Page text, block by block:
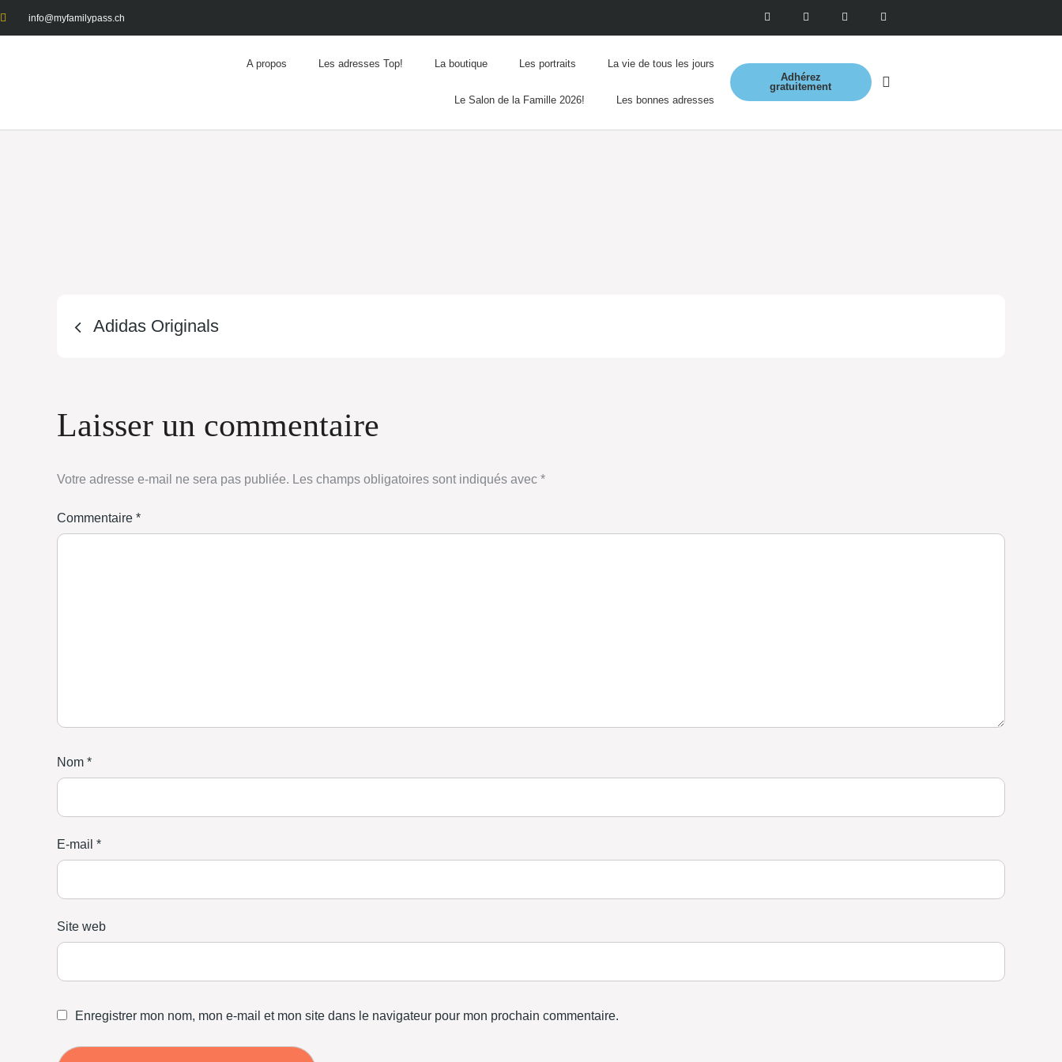
info@myfamilypass.ch
A propos Les adresses Top! La boutique Les portraits La vie de tous les jours
Le Salon de la Famille 2026! Les bonnes adresses
Adhérez
gratuitement
Adidas Originals
Laisser un commentaire
Votre adresse e-mail ne sera pas publiée. Les champs obligatoires sont indiqués avec *
Commentaire *
Nom *
E-mail *
Site web
Enregistrer mon nom, mon e-mail et mon site dans le navigateur pour mon prochain commentaire.